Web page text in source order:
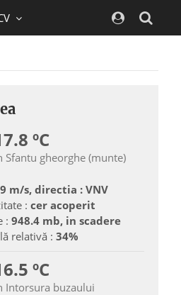
ºC
Sfantu gheorghe (munte)
m/s, directia : VNV
: cer acoperit
: 948.4 mb, in scadere
relativă : 34%
ºC
Intorsura buzaului